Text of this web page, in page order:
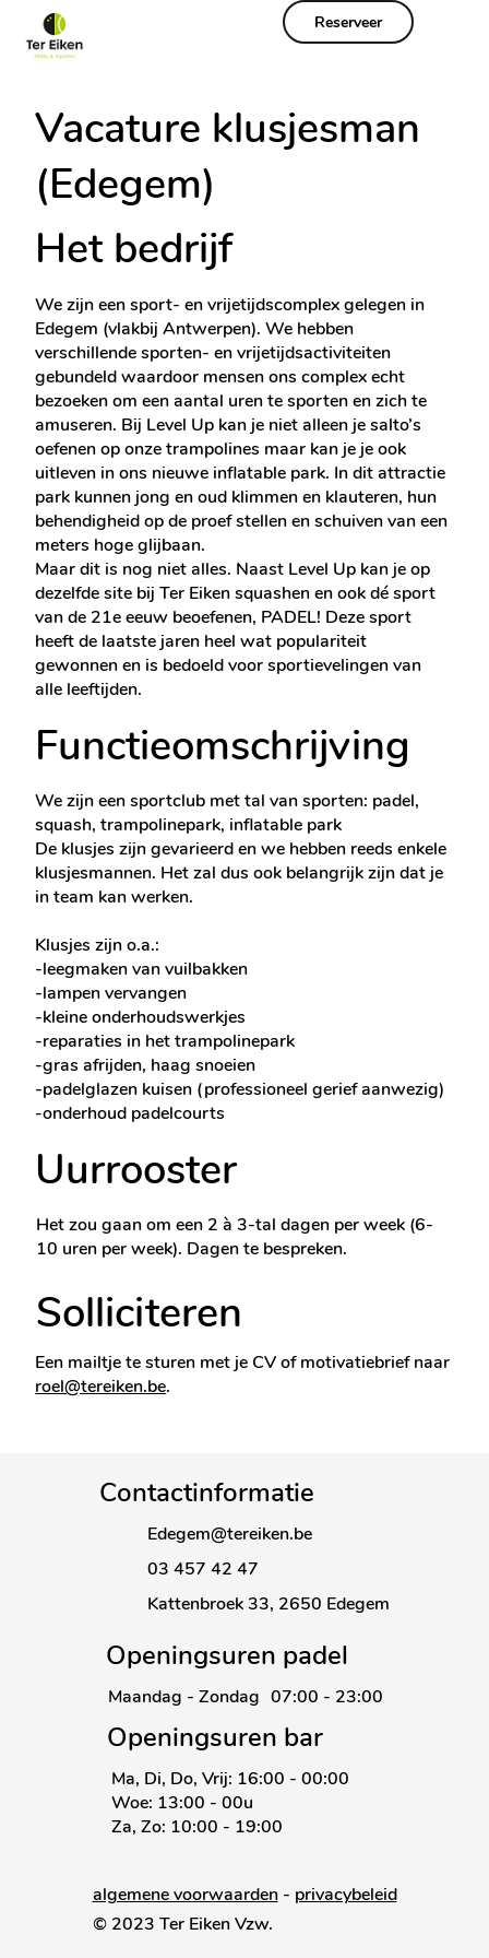
Reserveer
Vacature klusjesman
(Edegem)
Het bedrijf
We zijn een sport- en vrijetijdscomplex gelegen in
Edegem (vlakbij Antwerpen). We hebben
verschillende sporten- en vrijetijdsactiviteiten
gebundeld waardoor mensen ons complex echt
bezoeken om een aantal uren te sporten en zich te
amuseren. Bij Level Up kan je niet alleen je salto’s
oefenen op onze trampolines maar kan je je ook
uitleven in ons nieuwe inflatable park. In dit attractie
park kunnen jong en oud klimmen en klauteren, hun
behendigheid op de proef stellen en schuiven van een
meters hoge glijbaan.
Maar dit is nog niet alles. Naast Level Up kan je op
dezelfde site bij Ter Eiken squashen en ook dé sport
van de 21e eeuw beoefenen, PADEL! Deze sport
heeft de laatste jaren heel wat populariteit
gewonnen en is bedoeld voor sportievelingen van
alle leeftijden.
Functieomschrijving
We zijn een sportclub met tal van sporten: padel,
squash, trampolinepark, inflatable park
De klusjes zijn gevarieerd en we hebben reeds enkele
klusjesmannen. Het zal dus ook belangrijk zijn dat je
in team kan werken.
Klusjes zijn o.a.:
-leegmaken van vuilbakken
-lampen vervangen
-kleine onderhoudswerkjes
-reparaties in het trampolinepark
-gras afrijden, haag snoeien
-padelglazen kuisen (professioneel gerief aanwezig)
-onderhoud padelcourts
Uurrooster
Het zou gaan om een 2 à 3-tal dagen per week (6-
10 uren per week). Dagen te bespreken.
Solliciteren
Een mailtje te sturen met je CV of motivatiebrief naar
roel@tereiken.be.
algemene voorwaarden- privacybeleid
© 2023 Ter Eiken Vzw.
Contactinformatie
Edegem@tereiken.be
03 457 42 47
Kattenbroek 33, 2650 Edegem
Openingsuren padel
Maandag - Zondag 07:00 - 23:00
Openingsuren bar
Ma, Di, Do, Vrij: 16:00 - 00:00
Woe: 13:00 - 00u
Za, Zo: 10:00 - 19:00